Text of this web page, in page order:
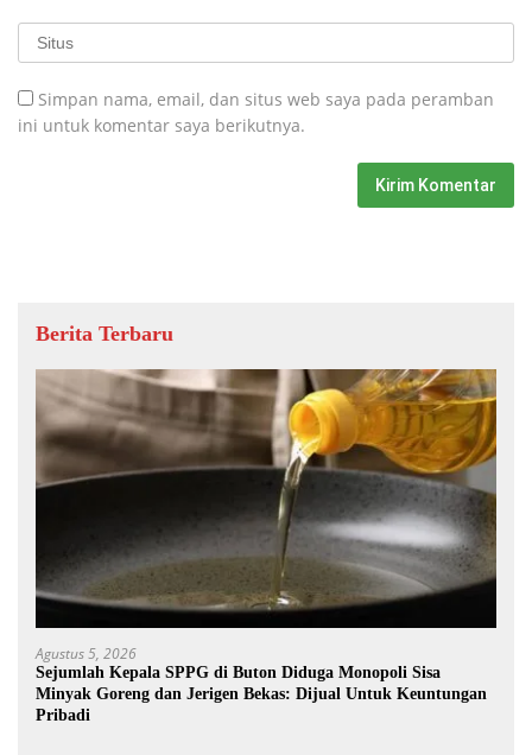
Simpan nama, email, dan situs web saya pada peramban
ini untuk komentar saya berikutnya.
Berita Terbaru
Agustus 5, 2026
Sejumlah Kepala SPPG di Buton Diduga Monopoli Sisa
Minyak Goreng dan Jerigen Bekas: Dijual Untuk Keuntungan
Pribadi